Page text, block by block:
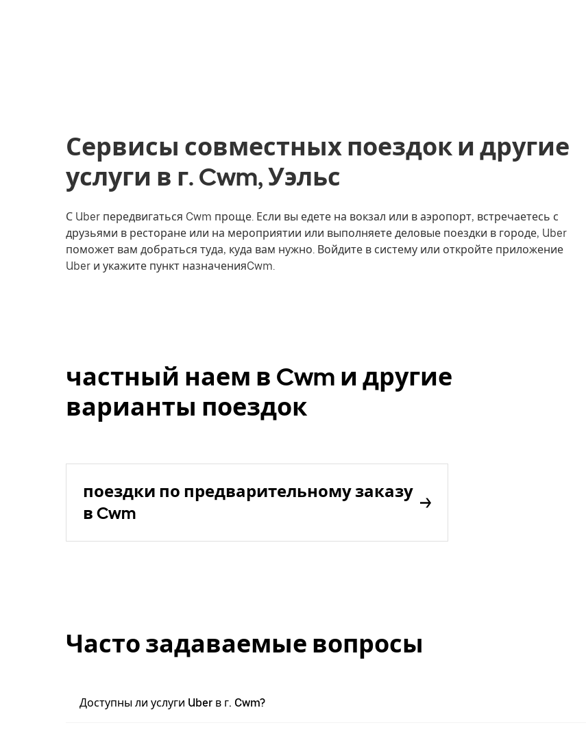
Сервисы совместных поездок и другие
услуги в г. Cwm, Уэльс
С Uber передвигаться Cwm проще. Если вы едете на вокзал или в аэропорт, встречаетесь с
друзьями в ресторане или на мероприятии или выполняете деловые поездки в городе, Uber
поможет вам добраться туда, куда вам нужно. Войдите в систему или откройте приложение
Uber и укажите пункт назначенияCwm.
частный наем в Cwm и другие
варианты поездок
поездки по предварительному заказу
в Cwm
Часто задаваемые вопросы
Доступны ли услуги Uber в г. Cwm?